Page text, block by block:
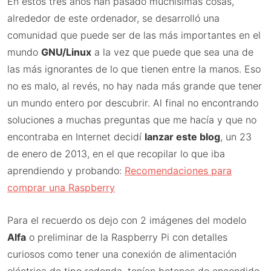
alrededor de este ordenador, se desarrolló una
comunidad que puede ser de las más importantes en el
mundo GNU/Linux a la vez que puede que sea una de
las más ignorantes de lo que tienen entre la manos. Eso
no es malo, al revés, no hay nada más grande que tener
un mundo entero por descubrir. Al final no encontrando
soluciones a muchas preguntas que me hacía y que no
encontraba en Internet decidí lanzar este blog, un 23
de enero de 2013, en el que recopilar lo que iba
aprendiendo y probando: Recomendaciones para
comprar una Raspberry
Para el recuerdo os dejo con 2 imágenes del modelo
Alfa o preliminar de la Raspberry Pi con detalles
curiosos como tener una conexión de alimentación